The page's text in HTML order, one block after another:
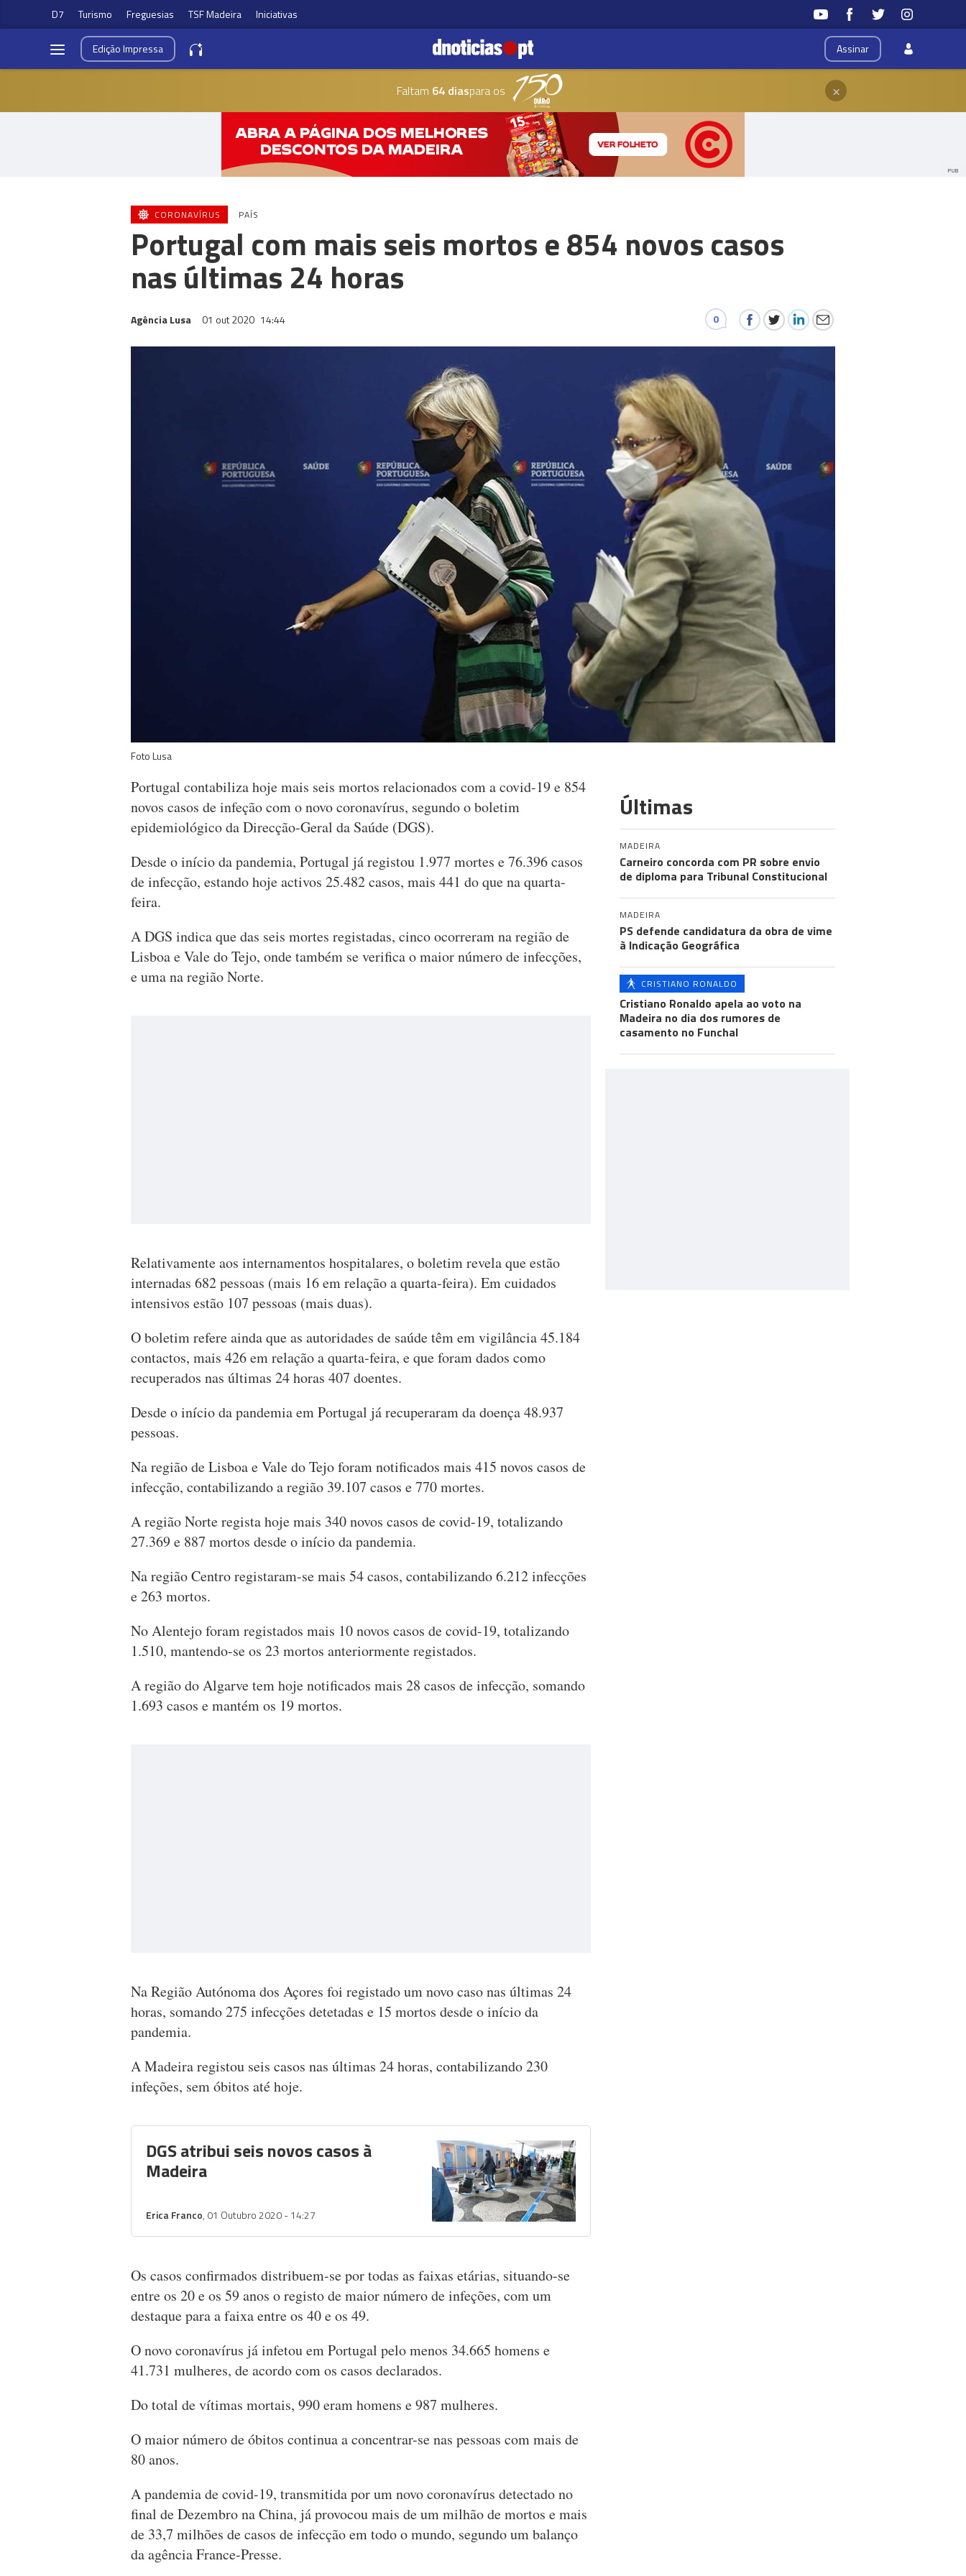
D7 Turismo Freguesias TSF Madeira Iniciativas
Assinar
EdiçãoImpressa
Faltam 64 diaspara os ×
PUB
CORONAVÍRUS PAÍS
Portugal com mais seis mortos e 854 novos casos
nas últimas 24 horas
Agência Lusa 01 out 2020 14:44 0
Foto Lusa
Portugal contabiliza hoje mais seis mortos relacionados com a covid-19 e 854
novos casos de infeção com o novo coronavírus, segundo o boletim
epidemiológico da Direcção-Geral da Saúde (DGS).
Desde o início da pandemia, Portugal já registou 1.977 mortes e 76.396 casos
de infecção, estando hoje activos 25.482 casos, mais 441 do que na quarta-
feira.
A DGS indica que das seis mortes registadas, cinco ocorreram na região de
Lisboa e Vale do Tejo, onde também se verifica o maior número de infecções,
e uma na região Norte.
Relativamente aos internamentos hospitalares, o boletim revela que estão
internadas 682 pessoas (mais 16 em relação a quarta-feira). Em cuidados
intensivos estão 107 pessoas (mais duas).
O boletim refere ainda que as autoridades de saúde têm em vigilância 45.184
contactos, mais 426 em relação a quarta-feira, e que foram dados como
recuperados nas últimas 24 horas 407 doentes.
Desde o início da pandemia em Portugal já recuperaram da doença 48.937
pessoas.
Na região de Lisboa e Vale do Tejo foram notificados mais 415 novos casos de
infecção, contabilizando a região 39.107 casos e 770 mortes.
A região Norte regista hoje mais 340 novos casos de covid-19, totalizando
27.369 e 887 mortos desde o início da pandemia.
Na região Centro registaram-se mais 54 casos, contabilizando 6.212 infecções
e 263 mortos.
No Alentejo foram registados mais 10 novos casos de covid-19, totalizando
1.510, mantendo-se os 23 mortos anteriormente registados.
A região do Algarve tem hoje notificados mais 28 casos de infecção, somando
1.693 casos e mantém os 19 mortos.
Na Região Autónoma dos Açores foi registado um novo caso nas últimas 24
horas, somando 275 infecções detetadas e 15 mortos desde o início da
pandemia.
A Madeira registou seis casos nas últimas 24 horas, contabilizando 230
infeções, sem óbitos até hoje.
DGS atribui seis novos casos à
Madeira
Erica Franco, 01 Outubro 2020 - 14:27
Os casos confirmados distribuem-se por todas as faixas etárias, situando-se
entre os 20 e os 59 anos o registo de maior número de infeções, com um
destaque para a faixa entre os 40 e os 49.
O novo coronavírus já infetou em Portugal pelo menos 34.665 homens e
41.731 mulheres, de acordo com os casos declarados.
Do total de vítimas mortais, 990 eram homens e 987 mulheres.
O maior número de óbitos continua a concentrar-se nas pessoas com mais de
80 anos.
A pandemia de covid-19, transmitida por um novo coronavírus detectado no
final de Dezembro na China, já provocou mais de um milhão de mortos e mais
de 33,7 milhões de casos de infecção em todo o mundo, segundo um balanço
da agência France-Presse.
Últimas
MADEIRA
Carneiro concorda com PR sobre envio
de diploma para Tribunal Constitucional
MADEIRA
PS defende candidatura da obra de vime
à Indicação Geográfica
CRISTIANO RONALDO
Cristiano Ronaldo apela ao voto na
Madeira no dia dos rumores de
casamento no Funchal